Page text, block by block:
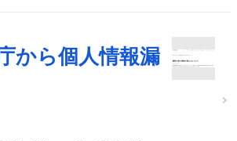
から個人情報漏